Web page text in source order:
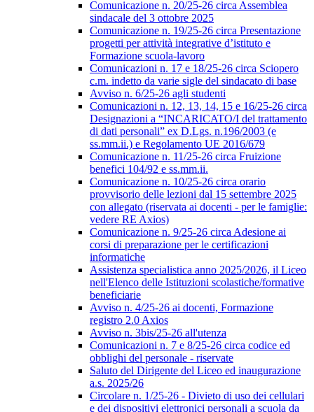
Comunicazione n. 20/25-26 circa Assemblea
sindacale del 3 ottobre 2025
Comunicazione n. 19/25-26 circa Presentazione
progetti per attività integrative d’istituto e
Formazione scuola-lavoro
Comunicazioni n. 17 e 18/25-26 circa Sciopero
c.m. indetto da varie sigle del sindacato di base
Avviso n. 6/25-26 agli studenti
Comunicazioni n. 12, 13, 14, 15 e 16/25-26 circa
Designazioni a “INCARICATO/I del trattamento
di dati personali” ex D.Lgs. n.196/2003 (e
ss.mm.ii.) e Regolamento UE 2016/679
Comunicazione n. 11/25-26 circa Fruizione
benefici 104/92 e ss.mm.ii.
Comunicazione n. 10/25-26 circa orario
provvisorio delle lezioni dal 15 settembre 2025
con allegato (riservata ai docenti - per le famiglie:
vedere RE Axios)
Comunicazione n. 9/25-26 circa Adesione ai
corsi di preparazione per le certificazioni
informatiche
Assistenza specialistica anno 2025/2026, il Liceo
nell'Elenco delle Istituzioni scolastiche/formative
beneficiarie
Avviso n. 4/25-26 ai docenti, Formazione
registro 2.0 Axios
Avviso n. 3bis/25-26 all'utenza
Comunicazioni n. 7 e 8/25-26 circa codice ed
obblighi del personale - riservate
Saluto del Dirigente del Liceo ed inaugurazione
a.s. 2025/26
Circolare n. 1/25-26 - Divieto di uso dei cellulari
e dei dispositivi elettronici personali a scuola da